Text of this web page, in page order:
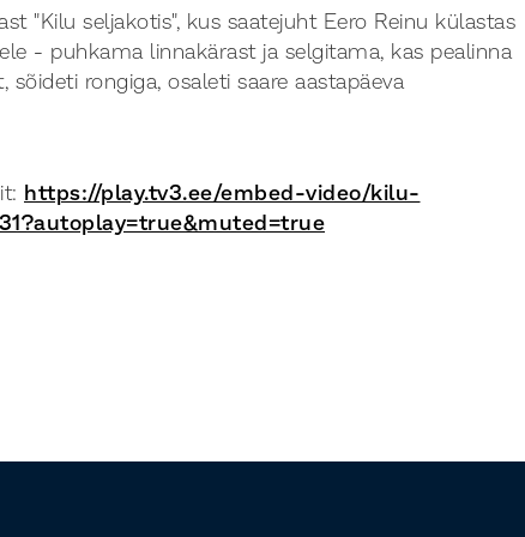
"Kilu seljakotis", kus saatejuht Eero Reinu külastas
- puhkama linnakärast ja selgitama, kas pealinna
rongiga, osaleti saare aastapäeva
https://play.tv3.ee/embed-video/kilu-